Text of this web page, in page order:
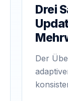
Drei
Der